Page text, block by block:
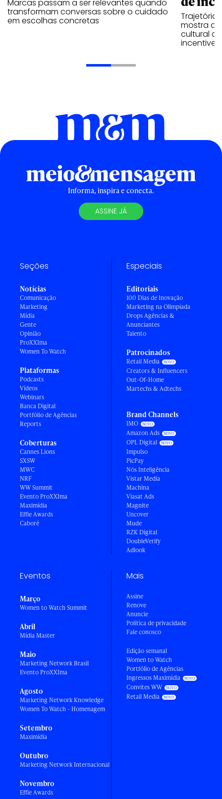
Marcas passam a ser relevantes quando
transformam conversas sobre o cuidado
em escolhas concretas Trajetória
mostra
cultural
incentive
Informa, inspira e conecta.
ASSINE JÁ
Seções
Notícias
Comunicação
Marketing
Mídia
Gente
Opinião
ProXXIma
Women To Watch
Plataformas
Podcasts
Vídeos
Webinars
Banca Digital
Portfólio de Agências
Reports
Coberturas
Cannes Lions
SXSW
MWC
NRF
WW Summit
Evento ProXXIma
Maximídia
Effie Awards
Caboré
Especiais
Editoriais
100 Dias de Inovação
Marketing na Olimpíada
Drops Agências &
Anunciantes
Talento
Patrocinados
Retail Media
Creators & Influencers
Out-Of-Home
Martechs & Adtechs
Brand Channels
IMO
Amazon Ads
OPL Digital
Impulso
PicPay
Nós Inteligência
Vistar Media
Machina
Viasat Ads
Magnite
Uncover
Mude
RZK Digital
DoubleVerify
Adlook
Eventos
Março
Women to Watch Summit
Abril
Mídia Master
Maio
Marketing Network Brasil
Evento ProXXIma
Agosto
Marketing Network Knowledge
Women To Watch - Homenagem
Setembro
Maximídia
Outubro
Marketing Network Internacional
Novembro
Effie Awards
Mais
Assine
Renove
Anuncie
Política de privacidade
Fale conosco
Edição semanal
Women to Watch
Portfólio de Agências
Ingressos Maximídia
Convites WW
Retail Media